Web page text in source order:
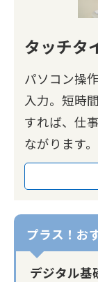
タッチタ
パソコン操
入力。短時
すれば、仕
ながります。
デジタル基